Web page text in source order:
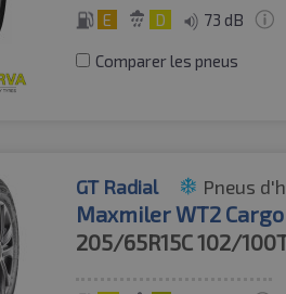
E D 73 dB
Comparer les pneus
GT Radial Pneus
Maxmiler WT2 Cargo
205/65R15C102/